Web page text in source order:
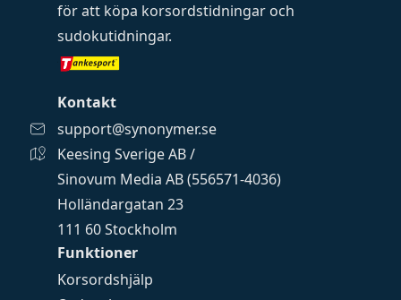
Funktioner
Korsordshjälp
för att köpa korsordstidningar och
sudokutidningar.
Kontakt
support@synonymer.se
Keesing Sverige AB /
Sinovum Media AB (556571-4036)
Holländargatan 23
111 60 Stockholm